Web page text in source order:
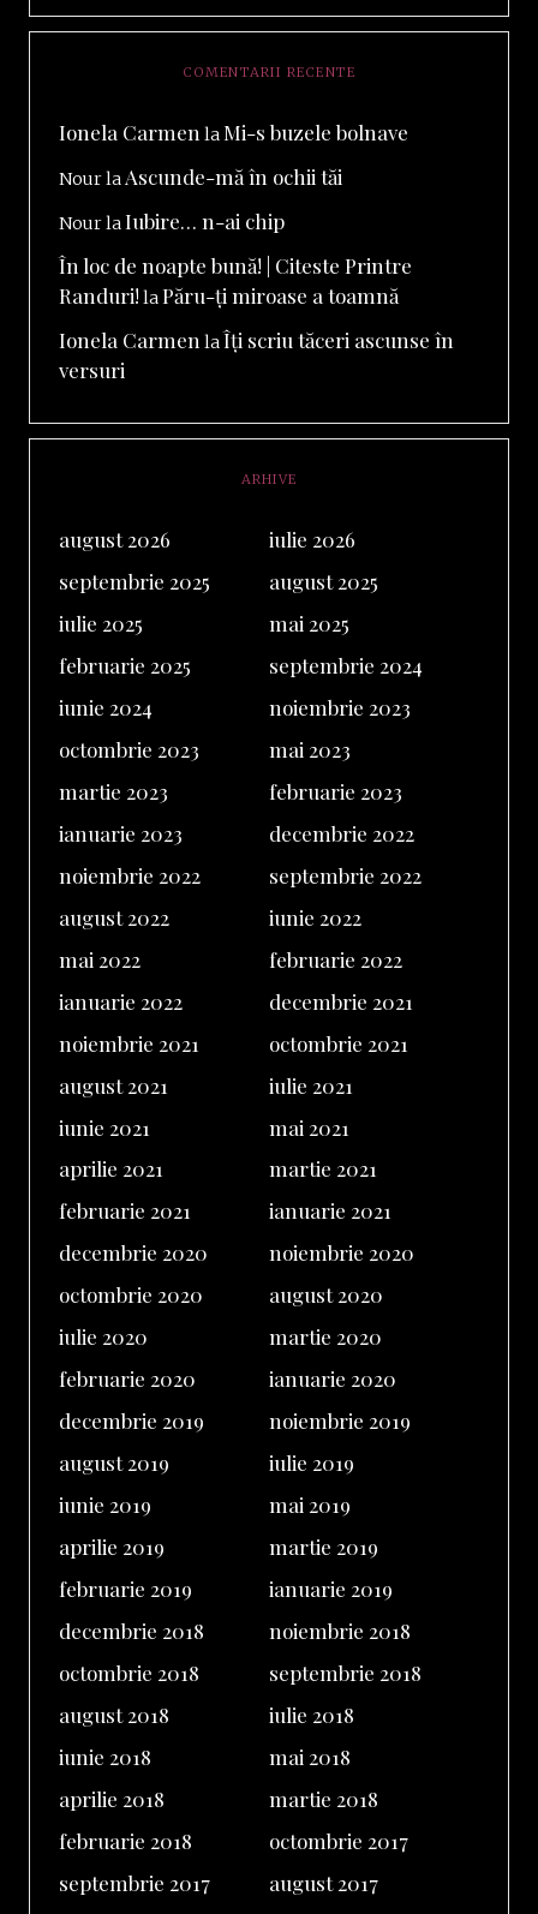
COMENTARII RECENTE
Ionela Carmen laMi-s buzele bolnave
Nourla Ascunde-mă în ochii tăi
NourlaIubire… n-ai chip
În loc de noapte bună! | Citeste Printre
Randuri! laPăru-ți miroase a toamnă
Ionela Carmen laÎți scriu tăceri ascunse în
versuri
ARHIVE
august 2026
iulie 2026
septembrie 2025
august 2025
iulie 2025
mai 2025
februarie 2025
septembrie 2024
iunie 2024
noiembrie 2023
octombrie 2023
mai 2023
martie 2023
februarie 2023
ianuarie 2023
decembrie 2022
noiembrie 2022
septembrie 2022
august 2022
iunie 2022
mai 2022
februarie 2022
ianuarie 2022
decembrie 2021
noiembrie 2021
octombrie 2021
august 2021
iulie 2021
iunie 2021
mai 2021
aprilie 2021
martie 2021
februarie 2021
ianuarie 2021
decembrie 2020
noiembrie 2020
octombrie 2020
august 2020
iulie 2020
martie 2020
februarie 2020
ianuarie 2020
decembrie 2019
noiembrie 2019
august 2019
iulie 2019
iunie 2019
mai 2019
aprilie 2019
martie 2019
februarie 2019
ianuarie 2019
decembrie 2018
noiembrie 2018
octombrie 2018
septembrie 2018
august 2018
iulie 2018
iunie 2018
mai 2018
aprilie 2018
martie 2018
februarie 2018
octombrie 2017
septembrie 2017
august 2017